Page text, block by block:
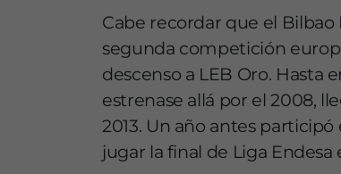
Cabe recordar que el
segunda competición
descenso a LEB Oro. Hasta
estrenase allá por el 2008,
2013. Un año antes
jugar la final de Liga Endesa